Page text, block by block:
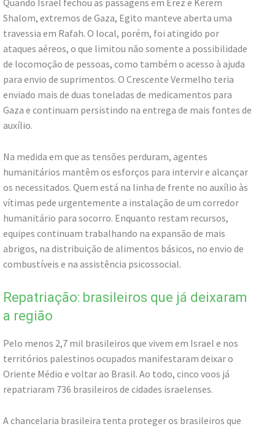
Quando Israel fechou as passagens em Erez e Kerem
Shalom, extremos de Gaza, Egito manteve aberta uma
travessia em Rafah. O local, porém, foi atingido por
ataques aéreos, o que limitou não somente a possibilidade
de locomoção de pessoas, como também o acesso à ajuda
para envio de suprimentos. O Crescente Vermelho teria
enviado mais de duas toneladas de medicamentos para
Gaza e continuam persistindo na entrega de mais fontes de
auxílio.
Na medida em que as tensões perduram, agentes
humanitários mantêm os esforços para intervir e alcançar
os necessitados. Quem está na linha de frente no auxílio às
vítimas pede urgentemente a instalação de um corredor
humanitário para socorro. Enquanto restam recursos,
equipes continuam trabalhando na expansão de mais
abrigos, na distribuição de alimentos básicos, no envio de
combustíveis e na assistência psicossocial.
Repatriação: brasileiros que já deixaram
a região
Pelo menos 2,7 mil brasileiros que vivem em Israel e nos
territórios palestinos ocupados manifestaram deixar o
Oriente Médio e voltar ao Brasil. Ao todo, cinco voos já
repatriaram 736 brasileiros de cidades israelenses.
A chancelaria brasileira tenta proteger os brasileiros que